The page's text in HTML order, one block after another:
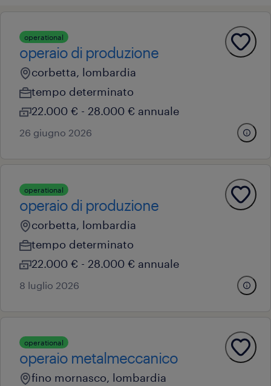
operational
operaio di produzione
corbetta, lombardia
tempo determinato
22.000 € - 28.000 € annuale
26 giugno 2026
operational
operaio di produzione
corbetta, lombardia
tempo determinato
22.000 € - 28.000 € annuale
8 luglio 2026
operational
operaio metalmeccanico
fino mornasco, lombardia